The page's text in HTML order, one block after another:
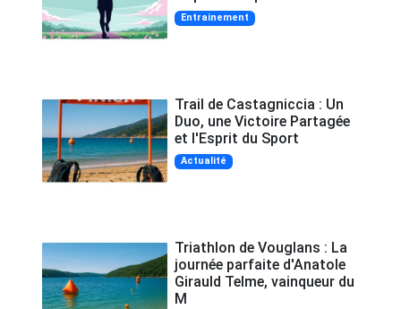
Entrainement
Trail de Castagniccia : Un
Duo, une Victoire Partagée
et l'Esprit du Sport
Actualité
Triathlon de Vouglans : La
journée parfaite d'Anatole
Girauld Telme, vainqueur du
M